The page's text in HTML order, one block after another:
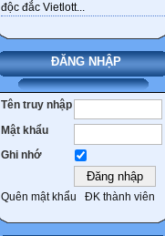
độc đắc Vietlott...
ĐĂNG NHẬP
Tên truy nhập
Mật khẩu
Ghi nhớ
Quên mật khẩu ĐK thành viên